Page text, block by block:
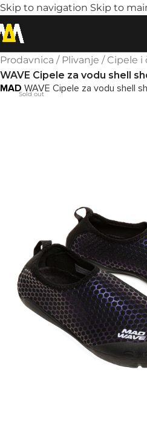
Skip to navigation Skip to
Prodavnica / Plivanje / Cipele i
WAVE Cipele za vodu shell
MAD WAVE Cipele za vodu shell
Sold out